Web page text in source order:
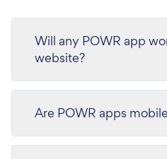
Will any POWR app
website?
Are POWR apps